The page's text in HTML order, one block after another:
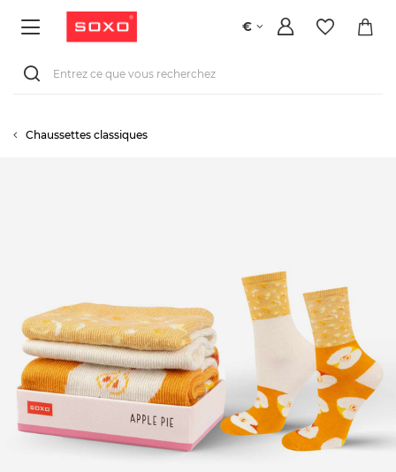
€
Chaussettes classiques